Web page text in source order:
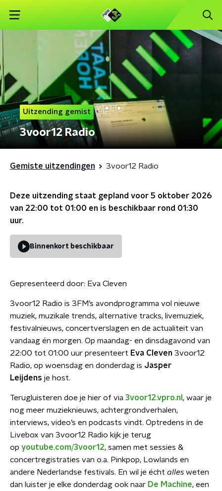
Uitzending gemist
3voor12 Radio
Gemiste uitzendingen 3voor12 Radio
Deze uitzending staat gepland voor 5 oktober 2026
van 22:00 tot 01:00 en is beschikbaar rond 01:30
uur.
Binnenkort beschikbaar
Gepresenteerd door: Eva Cleven
3voor12 Radio is 3FM’s avondprogramma vol nieuwe
muziek, muzikale trends, alternative tracks, livemuziek,
festivalnieuws, concertverslagen en de actualiteit van
vandaag én morgen. Op maandag- en dinsdagavond van
22:00 tot 01:00 uur presenteert Eva Cleven 3voor12
Radio, op woensdag en donderdag is Jasper
Leijdens je host.
Terugluisteren doe je hier of via 3voor12.vpro.nl , waar je
nog meer muzieknieuws, achtergrondverhalen,
interviews, video’s en podcasts vindt. Optredens in de
Livebox van 3voor12 Radio kijk je terug
op youtube.com/3voor12, samen met sessies &
concertregistraties van o.a. Pinkpop, Lowlands en
andere Nederlandse festivals. En wil je écht alles weten
dan luister je elke donderdag ook naar De Machine, een